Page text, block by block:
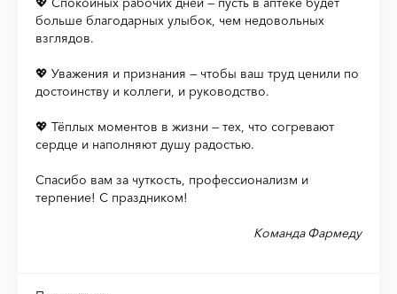
больше благодарных улыбок, чем недовольных
взглядов.
💖 Уважения и признания — чтобы ваш труд ценили по
достоинству и коллеги, и руководство.
💖 Тёплых моментов в жизни — тех, что согревают
сердце и наполняют душу радостью.
Спасибо вам за чуткость, профессионализм и
терпение! С праздником!
Команда Фармеду